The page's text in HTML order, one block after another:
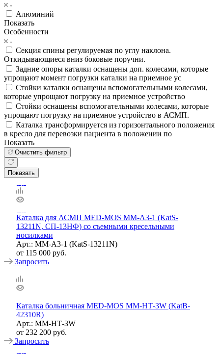
Алюминий
Показать
Особенности
Секция спины регулируемая по углу наклона.
Откидывающиеся вниз боковые поручни.
Задние опоры каталки оснащены доп. колесами, которые
упрощают момент погрузки каталки на приемное ус
Стойки каталки оснащены вспомогательными колесами,
которые упрощают погрузку на приемное устройство
Стойки оснащены вспомогательными колесами, которые
упрощают погрузку на приемное устройство в АСМП.
Каталка трансформируется из горизонтального положения
в кресло для перевозки пациента в положении по
Показать
Очистить фильтр
Показать
Каталка для АСМП MED-MOS ММ-А3-1 (KatS-
13211N, СП-13НФ) со съемными кресельными
носилками
Арт.: ММ-А3-1 (KatS-13211N)
от 115 000 руб.
Запросить
Каталка больничная MED-MOS ММ-НТ-3W (KatB-
42310R)
Арт.: ММ-НТ-3W
от 232 200 руб.
Запросить